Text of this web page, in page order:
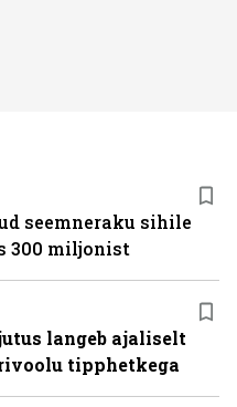
seemneraku sihile
300 miljonist
langeb ajaliselt
tipphetkega